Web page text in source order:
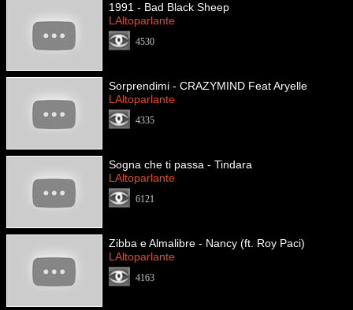
1991 - Bad Black Sheep
LAltoparlante
4530
Sorprendimi - CRAZYMIND Feat Aryelle
LAltoparlante
4335
Sogna che ti passa - Tindara
LAltoparlante
6121
Zibba e Almalibre - Nancy (ft. Roy Paci)
LAltoparlante
4163